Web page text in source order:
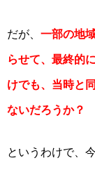
だが、 一部の地
らせて、最終的
けでも、当時と
ないだろうか？
というわけで、